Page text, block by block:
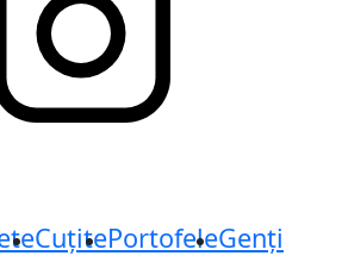
CuțitePortofeleGenți